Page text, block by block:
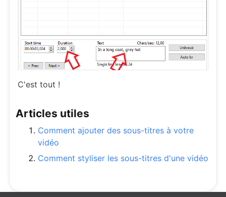
C'est tout !
Articles utiles
Comment ajouter des sous-titres à votre
vidéo
Comment styliser les sous-titres d'une vidéo